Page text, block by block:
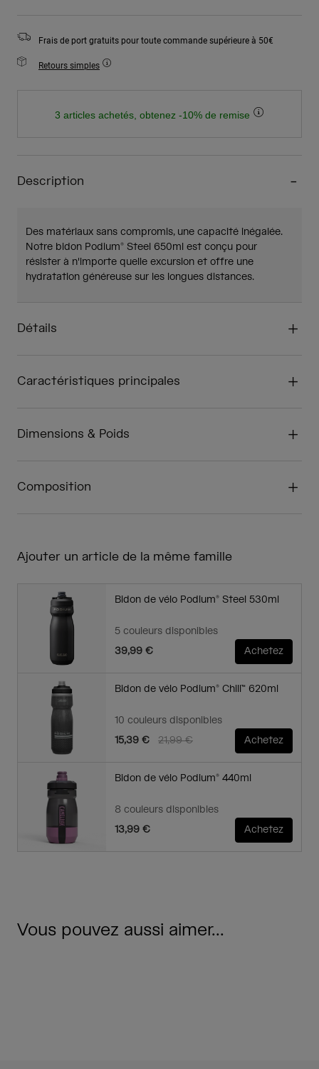
Frais de port gratuits pour toute commande supérieure à 50€
Retours simples
3 articles achetés, obtenez -10% de remise
Description
Des matériaux sans compromis, une capacité inégalée.
Notre bidon Podium® Steel 650ml est conçu pour
résister à n'importe quelle excursion et offre une
hydratation généreuse sur les longues distances.
Détails
Caractéristiques principales
Dimensions & Poids
Composition
Ajouter un article de la même famille
Bidon de vélo Podium® Steel 530ml
5 couleurs disponibles
39,99 €
Achetez
Bidon de vélo Podium® Chill™ 620ml
10 couleurs disponibles
Price reduced from
21,99 €to
15,39 € Achetez
Bidon de vélo Podium® 440ml
8 couleurs disponibles
13,99 €
Achetez
Vous pouvez aussi aimer...